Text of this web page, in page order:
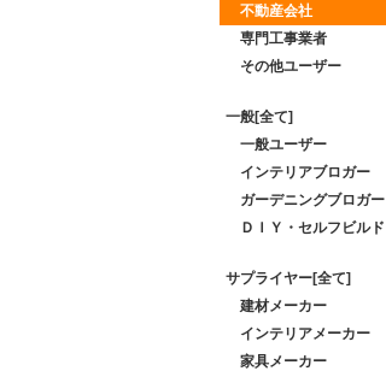
不動産会社
専門工事業者
その他ユーザー
一般[全て]
一般ユーザー
インテリアブロガー
ガーデニングブロガー
ＤＩＹ・セルフビルド
サプライヤー[全て]
建材メーカー
インテリアメーカー
家具メーカー